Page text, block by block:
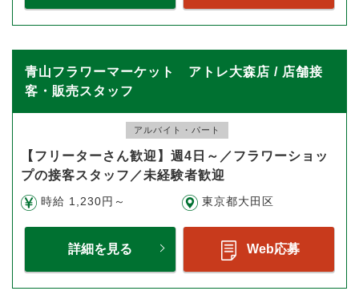
青山フラワーマーケット アトレ大森店 / 店舗接
客・販売スタッフ
アルバイト・パート
【フリーターさん歓迎】週4日～／フラワーショッ
プの接客スタッフ／未経験者歓迎
時給 1,230円～ 東京都大田区
詳細を見る Web応募